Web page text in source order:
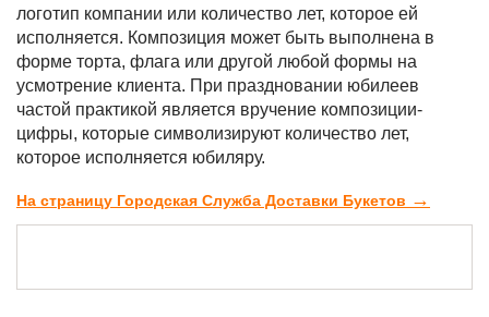
логотип компании или количество лет, которое ей
исполняется. Композиция может быть выполнена в
форме торта, флага или другой любой формы на
усмотрение клиента. При праздновании юбилеев
частой практикой является вручение композиции-
цифры, которые символизируют количество лет,
которое исполняется юбиляру.
На страницу Городская Служба Доставки Букетов →